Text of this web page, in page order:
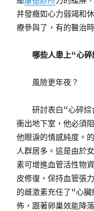
并發癥如心力弱竭和
療參與了，有的醫治
哪些人患上“心
風險更年夜？
研討表白“心碎
衝出地下室，他必須
他眼淚的情感純度。
人群居多。這是由於
素可增進血管活性物
皮修復，保持血管張
的雌激素充任了“心
佈，跟著卵巢效能降